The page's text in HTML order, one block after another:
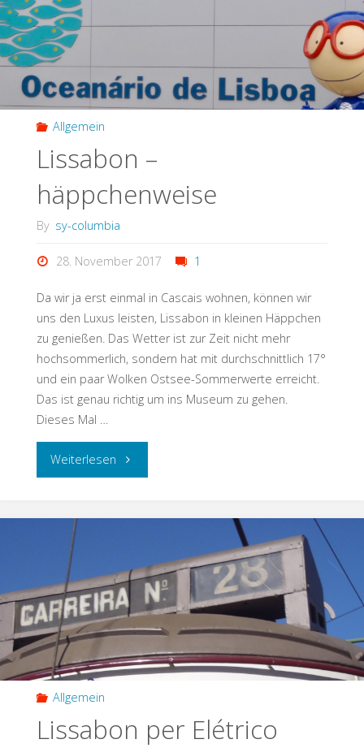
Allgemein
Lissabon –
häppchenweise
By sy-columbia
28. November 2017 1
Da wir ja erst einmal in Cascais wohnen, können wir
uns den Luxus leisten, Lissabon in kleinen Häppchen
zu genießen. Das Wetter ist zur Zeit nicht mehr
hochsommerlich, sondern hat mit durchschnittlich 17°
und ein paar Wolken Ostsee-Sommerwerte erreicht.
Das ist genau richtig um ins Museum zu gehen.
Dieses Mal …
Weiterlesen
Allgemein
Lissabon per Elétrico